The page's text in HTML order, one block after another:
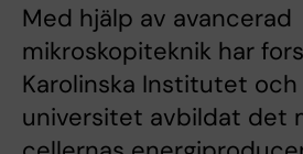
Med hjälp av avancerad
mikroskopiteknik har
Karolinska Institutet
universitet avbildat det